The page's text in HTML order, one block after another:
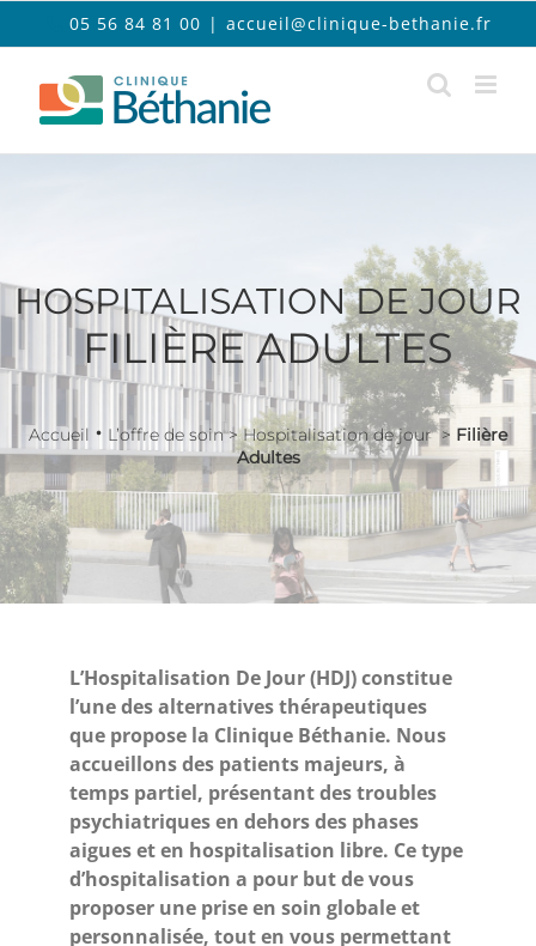
au
contenu
05 56 84 81 00 | accueil@clinique-bethanie.fr
HOSPITALISATION DE JOUR
FILIÈRE ADULTES
Accueil • L’offre de soin > Hospitalisation de jour > Filière
Adultes
L’Hospitalisation De Jour (HDJ) constitue
l’une des alternatives thérapeutiques
que propose la Clinique Béthanie. Nous
accueillons des patients majeurs, à
temps partiel, présentant des troubles
psychiatriques en dehors des phases
aigues et en hospitalisation libre. Ce type
d’hospitalisation a pour but de vous
proposer une prise en soin globale et
personnalisée, tout en vous permettant